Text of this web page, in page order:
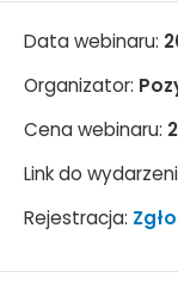
Data webinaru:
Organizator:
Cena webinaru:
Link do
Rejestracja: